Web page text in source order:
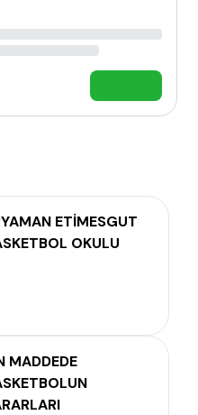
ETİMESGUT
OKULU
MADDEDE